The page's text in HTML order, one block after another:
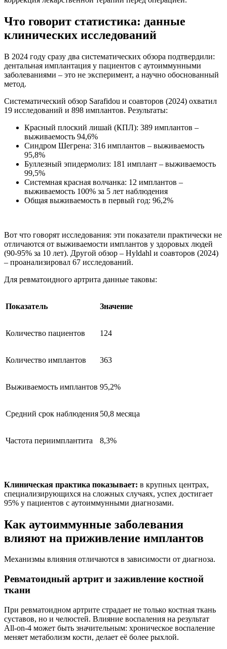
Что говорит статистика: данные
клинических исследований
В 2024 году сразу два систематических обзора подтвердили:
дентальная имплантация у пациентов с аутоиммунными
заболеваниями – это не эксперимент, а научно обоснованный
метод.
Систематический обзор Sarafidou и соавторов (2024) охватил
19 исследований и 898 имплантов. Результаты:
Красный плоский лишай (КПЛ): 389 имплантов –
выживаемость 94,6%
Синдром Шегрена: 316 имплантов – выживаемость
95,8%
Буллезный эпидермолиз: 181 имплант – выживаемость
99,5%
Системная красная волчанка: 12 имплантов –
выживаемость 100% за 5 лет наблюдения
Общая выживаемость в первый год: 96,2%
Вот что говорят исследования: эти показатели практически не
отличаются от выживаемости имплантов у здоровых людей
(90-95% за 10 лет). Другой обзор – Hyldahl и соавторов (2024)
– проанализировал 67 исследований.
Для ревматоидного артрита данные таковы:
Показатель Значение
Количество пациентов 124
Количество имплантов 363
Выживаемость имплантов 95,2%
Средний срок наблюдения 50,8 месяца
Частота периимплантита 8,3%
Клиническая практика показывает: в крупных центрах,
специализирующихся на сложных случаях, успех достигает
95% у пациентов с аутоиммунными диагнозами.
Как аутоиммунные заболевания
влияют на приживление имплантов
Механизмы влияния отличаются в зависимости от диагноза.
Ревматоидный артрит и заживление костной
ткани
При ревматоидном артрите страдает не только костная ткань
суставов, но и челюстей. Влияние воспаления на результат
All-on-4 может быть значительным: хроническое воспаление
меняет метаболизм кости, делает её более рыхлой.